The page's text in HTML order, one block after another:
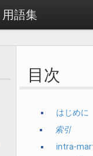
用語集
目次
はじめに
索引
intra-